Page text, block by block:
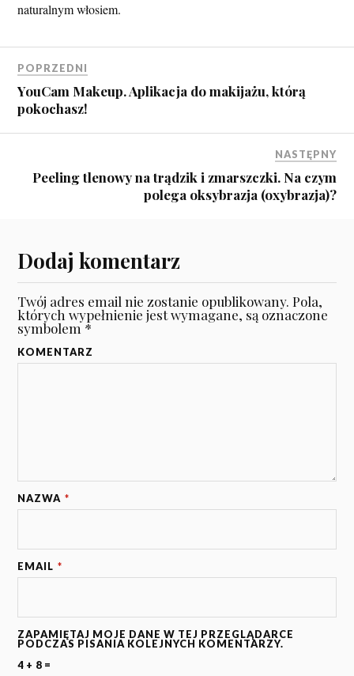
naturalnym włosiem.
POPRZEDNI
YouCam Makeup. Aplikacja do makijażu, którą
pokochasz!
NASTĘPNY
Peeling tlenowy na trądzik i zmarszczki. Na czym
polega oksybrazja (oxybrazja)?
Dodaj komentarz
Twój adres email nie zostanie opublikowany. Pola,
których wypełnienie jest wymagane, są oznaczone
symbolem*
KOMENTARZ
NAZWA *
EMAIL *
ZAPAMIĘTAJ MOJE DANE W TEJ PRZEGLĄDARCE
PODCZAS PISANIA KOLEJNYCH KOMENTARZY.
4 + 8 =